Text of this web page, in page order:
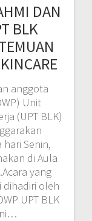
DAN
BLK
anggota
Unit
(UPT BLK)
Senin,
di Aula
yang
dihadiri oleh
UPT BLK